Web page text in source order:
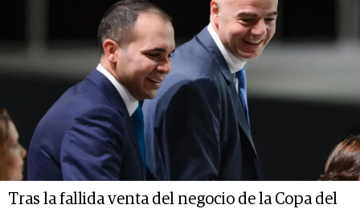
Tras la fallida venta del negocio de la Copa del